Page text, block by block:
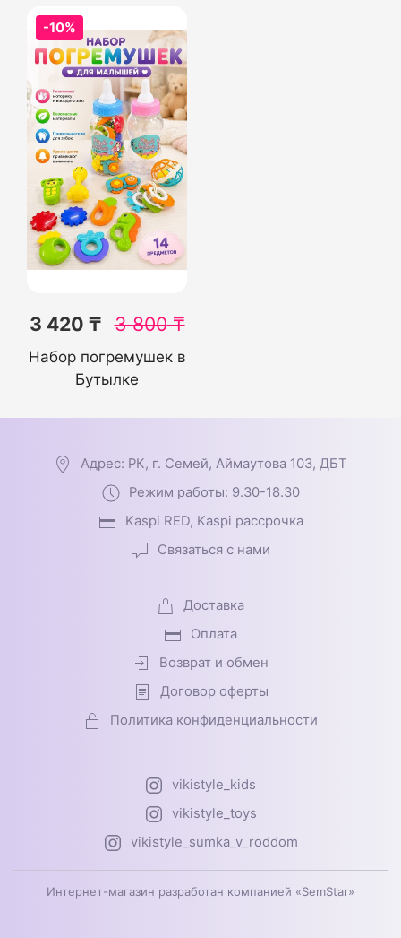
-10%
3 420 ₸ 3 800₸
Набор погремушек в
Бутылке
Адрес: РК, г. Семей, Аймаутова 103, ДБТ
Режим работы: 9.30-18.30
Kaspi RED, Kaspi рассрочка
Связаться с нами
Доставка
Оплата
Возврат и обмен
Договор оферты
Политика конфиденциальности
vikistyle_kids
vikistyle_toys
vikistyle_sumka_v_roddom
Интернет-магазин разработан компанией «SemStar»